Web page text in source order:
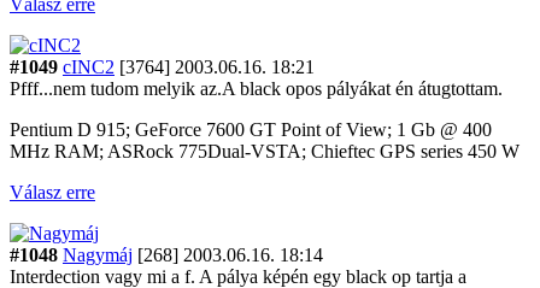
Válasz erre
#1049 cINC2 [3764] 2003.06.16. 18:21
Pfff...nem tudom melyik az.A black opos pályákat én átugtottam.
Pentium D 915; GeForce 7600 GT Point of View; 1 Gb @ 400
MHz RAM; ASRock 775Dual-VSTA; Chieftec GPS series 450 W
Válasz erre
#1048 Nagymáj [268] 2003.06.16. 18:14
Interdection vagy mi a f. A pálya képén egy black op tartja a